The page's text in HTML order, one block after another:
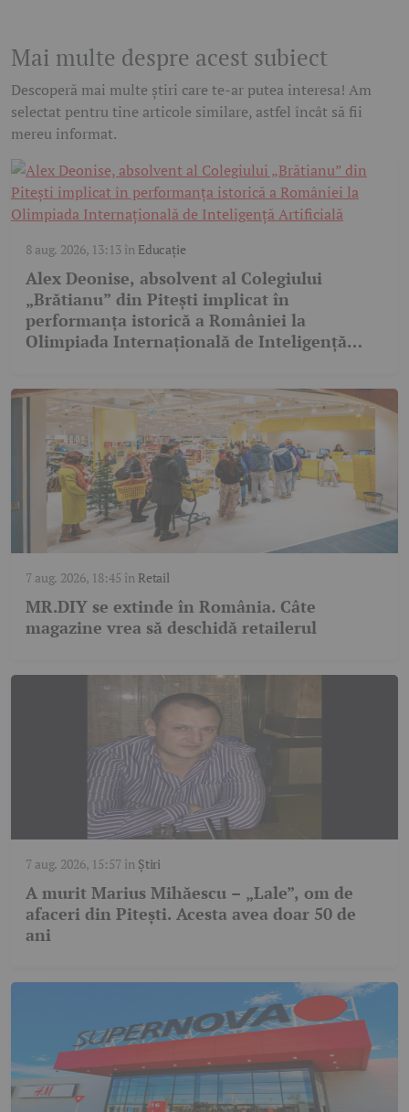
Mai multe despre acest subiect
Descoperă mai multe știri care te-ar putea interesa! Am
selectat pentru tine articole similare, astfel încât să fii
mereu informat.
8 aug. 2026, 13:13în Educație
Alex Deonise, absolvent al Colegiului
„Brătianu” din Pitești implicat în
performanța istorică a României la
Olimpiada Internațională de Inteligență
7 aug. 2026, 18:45 în Retail
MR.DIY se extinde în România. Câte
magazine vrea să deschidă retailerul
7 aug. 2026, 15:57în Știri
A murit Marius Mihăescu – „Lale”, om de
afaceri din Pitești. Acesta avea doar 50 de
ani